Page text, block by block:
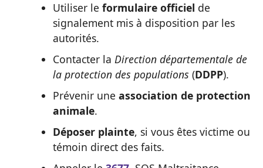
Utiliser le formulaire officiel de
signalement mis à disposition par les
autorités.
Contacter la Direction départementale de
la protection des populations (DDPP).
Prévenir une association de protection
animale.
Déposer plainte, si vous êtes victime ou
témoin direct des faits.